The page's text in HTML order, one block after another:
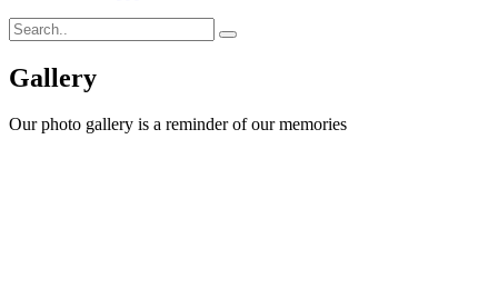
Gallery
Our photo gallery is a reminder of our memories